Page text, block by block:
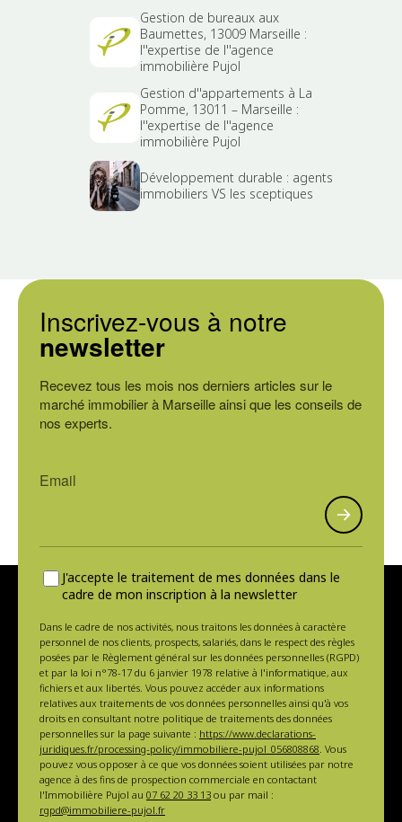
Gestion de bureaux aux
Baumettes, 13009 Marseille :
l''expertise de l''agence
immobilière Pujol
Gestion d''appartements à La
Pomme, 13011 – Marseille :
l''expertise de l''agence
immobilière Pujol
Développement durable : agents
immobiliers VS les sceptiques
Inscrivez-vous à notre
newsletter
Recevez tous les mois nos derniers articles sur le
marché immobilier à Marseille ainsi que les conseils de
nos experts.
J'accepte le traitement de mes données dans le
cadre de mon inscription à la newsletter
Dans le cadre de nos activités, nous traitons les données à caractère
personnel de nos clients, prospects, salariés, dans le respect des règles
posées par le Règlement général sur les données personnelles (RGPD)
et par la loi n°78-17 du 6 janvier 1978 relative à l'informatique, aux
fichiers et aux libertés. Vous pouvez accéder aux informations
relatives aux traitements de vos données personnelles ainsi qu'à vos
droits en consultant notre politique de traitements des données
personnelles sur la page suivante : https://www.declarations-
juridiques.fr/processing-policy/immobiliere-pujol_056808868 . Vous
pouvez vous opposer à ce que vos données soient utilisées par notre
agence à des fins de prospection commerciale en contactant
l'Immobilière Pujol au 07 62 20 33 13 ou par mail :
rgpd@immobiliere-pujol.fr